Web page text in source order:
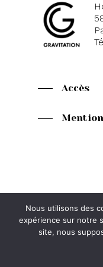
Accès
Votre nom
Nous utilisons des
expérience sur notre
site, nous